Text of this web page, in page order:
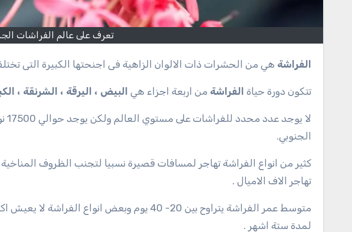
تعرف على عالم الفراشات
الفراشة هي من الحشرات ذات الالوان الزاهية فى اجنحتها الكبيرة التى
تتكون دورة حياة الفراشة من اربعة اجزاء هي البيض ، اليرقة ، الشرنقة ،
الجنوبي.
كثير من انواع الفراشة تهاجر لمسافات قصيرة نسبيا لتجنب الظروف
تهاجر الاف الاميال .
متوسط عمر الفراشة يتراوح بين 20- 40 يوم وبعض
لمدة ستة اشهر .